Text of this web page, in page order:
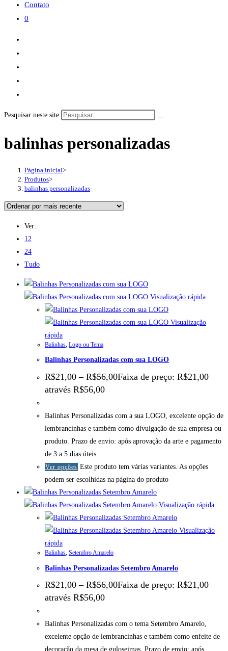
Contato
0
Pesquisar neste site
balinhas personalizadas
Página inicial>
Produtos>
balinhas personalizadas
Ver:
12
24
Tudo
Visualização rápida
Visualização
rápida
Balinhas, Logo ou Tema
Balinhas Personalizadas com sua LOGO
R$21,00 – R$56,00Faixa de preço: R$21,00
através R$56,00
Balinhas Personalizadas com a sua LOGO, excelente opção de
lembrancinhas e também como divulgação de sua empresa ou
produto. Prazo de envio: após aprovação da arte e pagamento
de 3 a 5 dias úteis.
Ver opções Este produto tem várias variantes. As opções
podem ser escolhidas na página do produto
Visualização rápida
Visualização
rápida
Balinhas, Setembro Amarelo
Balinhas Personalizadas Setembro Amarelo
R$21,00 – R$56,00Faixa de preço: R$21,00
através R$56,00
Balinhas Personalizadas com o tema Setembro Amarelo,
excelente opção de lembrancinhas e também como enfeite de
decoração da mesa de guloseimas. Prazo de envio: após